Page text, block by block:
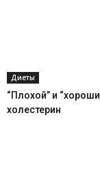
Диеты
“Плохой” и
холестерин